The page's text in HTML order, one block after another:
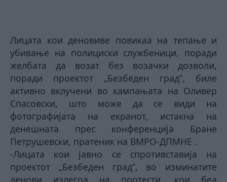
Лицата кои деновиве повикаа на тепање и
убивање на полициски службеници, поради
желбата да возат без возачки дозволи,
поради проектот „Безбеден град’’, биле
активно вклучени во кампањата на Оливер
Спасовски, што може да се види на
фотографијата на екранот, истакна на
денешната прес конференција Бране
Петрушевски, пратеник на ВМРО-ДПМНЕ .
-Лицата кои јавно се спротивставија на
проектот „Безбеден град’’, во изминатите
денови излегоа на протести, кои беа